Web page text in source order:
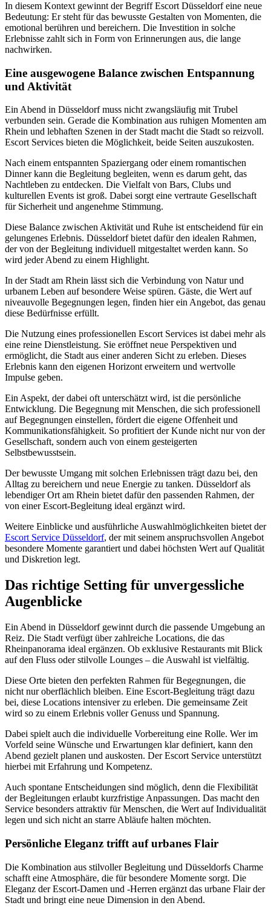
In diesem Kontext gewinnt der Begriff Escort Düsseldorf eine neue
Bedeutung: Er steht für das bewusste Gestalten von Momenten, die
emotional berühren und bereichern. Die Investition in solche
Erlebnisse zahlt sich in Form von Erinnerungen aus, die lange
nachwirken.
Eine ausgewogene Balance zwischen Entspannung
und Aktivität
Ein Abend in Düsseldorf muss nicht zwangsläufig mit Trubel
verbunden sein. Gerade die Kombination aus ruhigen Momenten am
Rhein und lebhaften Szenen in der Stadt macht die Stadt so reizvoll.
Escort Services bieten die Möglichkeit, beide Seiten auszukosten.
Nach einem entspannten Spaziergang oder einem romantischen
Dinner kann die Begleitung begleiten, wenn es darum geht, das
Nachtleben zu entdecken. Die Vielfalt von Bars, Clubs und
kulturellen Events ist groß. Dabei sorgt eine vertraute Gesellschaft
für Sicherheit und angenehme Stimmung.
Diese Balance zwischen Aktivität und Ruhe ist entscheidend für ein
gelungenes Erlebnis. Düsseldorf bietet dafür den idealen Rahmen,
der von der Begleitung individuell mitgestaltet werden kann. So
wird jeder Abend zu einem Highlight.
In der Stadt am Rhein lässt sich die Verbindung von Natur und
urbanem Leben auf besondere Weise spüren. Gäste, die Wert auf
niveauvolle Begegnungen legen, finden hier ein Angebot, das genau
diese Bedürfnisse erfüllt.
Die Nutzung eines professionellen Escort Services ist dabei mehr als
eine reine Dienstleistung. Sie eröffnet neue Perspektiven und
ermöglicht, die Stadt aus einer anderen Sicht zu erleben. Dieses
Erlebnis kann den eigenen Horizont erweitern und wertvolle
Impulse geben.
Ein Aspekt, der dabei oft unterschätzt wird, ist die persönliche
Entwicklung. Die Begegnung mit Menschen, die sich professionell
auf Begegnungen einstellen, fördert die eigene Offenheit und
Kommunikationsfähigkeit. So profitiert der Kunde nicht nur von der
Gesellschaft, sondern auch von einem gesteigerten
Selbstbewusstsein.
Der bewusste Umgang mit solchen Erlebnissen trägt dazu bei, den
Alltag zu bereichern und neue Energie zu tanken. Düsseldorf als
lebendiger Ort am Rhein bietet dafür den passenden Rahmen, der
von einer Escort-Begleitung ideal ergänzt wird.
Weitere Einblicke und ausführliche Auswahlmöglichkeiten bietet der
Escort Service Düsseldorf, der mit seinem anspruchsvollen Angebot
besondere Momente garantiert und dabei höchsten Wert auf Qualität
und Diskretion legt.
Das richtige Setting für unvergessliche
Augenblicke
Ein Abend in Düsseldorf gewinnt durch die passende Umgebung an
Reiz. Die Stadt verfügt über zahlreiche Locations, die das
Rheinpanorama ideal ergänzen. Ob exklusive Restaurants mit Blick
auf den Fluss oder stilvolle Lounges – die Auswahl ist vielfältig.
Diese Orte bieten den perfekten Rahmen für Begegnungen, die
nicht nur oberflächlich bleiben. Eine Escort-Begleitung trägt dazu
bei, diese Locations intensiver zu erleben. Die gemeinsame Zeit
wird so zu einem Erlebnis voller Genuss und Spannung.
Dabei spielt auch die individuelle Vorbereitung eine Rolle. Wer im
Vorfeld seine Wünsche und Erwartungen klar definiert, kann den
Abend gezielt planen und auskosten. Der Escort Service unterstützt
hierbei mit Erfahrung und Kompetenz.
Auch spontane Entscheidungen sind möglich, denn die Flexibilität
der Begleitungen erlaubt kurzfristige Anpassungen. Das macht den
Service besonders attraktiv für Menschen, die Wert auf Individualität
legen und sich nicht an starre Abläufe halten möchten.
Persönliche Eleganz trifft auf urbanes Flair
Die Kombination aus stilvoller Begleitung und Düsseldorfs Charme
schafft eine Atmosphäre, die für besondere Momente sorgt. Die
Eleganz der Escort-Damen und -Herren ergänzt das urbane Flair der
Stadt und bringt eine neue Dimension in den Abend.